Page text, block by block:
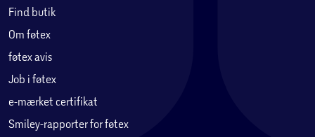
Find butik
Om føtex
føtex avis
Job i føtex
e-mærket certifikat
Smiley-rapporter for føtex